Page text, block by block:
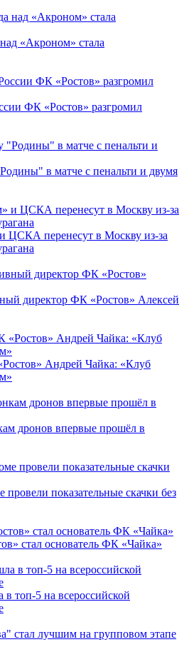
«Акроном» стала
ФК «Ростов» разгромил
в матче с пенальти и двумя
ЦСКА перенесут в Москву из-за
директор ФК «Ростов» Алексей
Андрей Чайка: «Клуб
дронов впервые прошёл в
показательные скачки без
стал основатель ФК «Чайка»
в топ-5 на всероссийской